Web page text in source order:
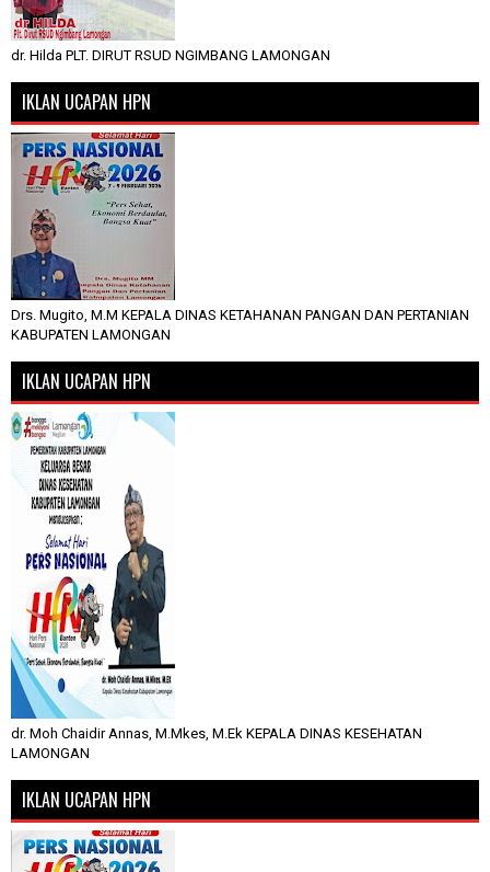
dr. Hilda PLT. DIRUT RSUD NGIMBANG LAMONGAN
IKLAN UCAPAN HPN
Drs. Mugito, M.M KEPALA DINAS KETAHANAN PANGAN DAN PERTANIAN
KABUPATEN LAMONGAN
IKLAN UCAPAN HPN
dr. Moh Chaidir Annas, M.Mkes, M.Ek KEPALA DINAS KESEHATAN
LAMONGAN
IKLAN UCAPAN HPN